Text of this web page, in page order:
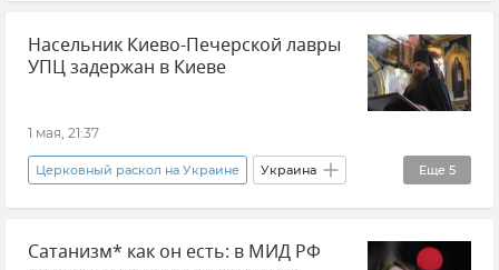
Украинская православная церковь (УПЦ)
Насельник Киево-Печерской лавры
УПЦ задержан в Киеве
1 мая, 21:37
Еще 5
Церковный раскол на Украине Украина
Православная Церковь Украины (ПЦУ)
Украинская православная церковь (УПЦ)
Сатанизм* как он есть: в МИД РФ